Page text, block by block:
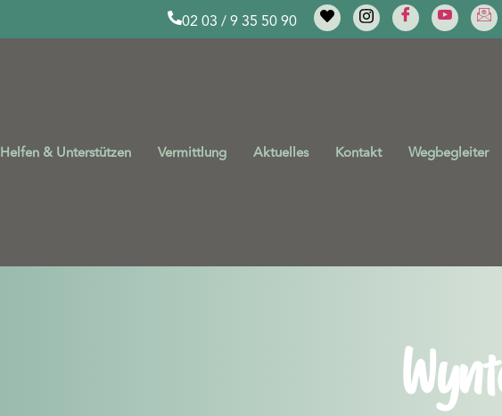
02 03 / 9 35 50 90
Helfen & Unterstützen Vermittlung Aktuelles Kontakt Wegbegleiter